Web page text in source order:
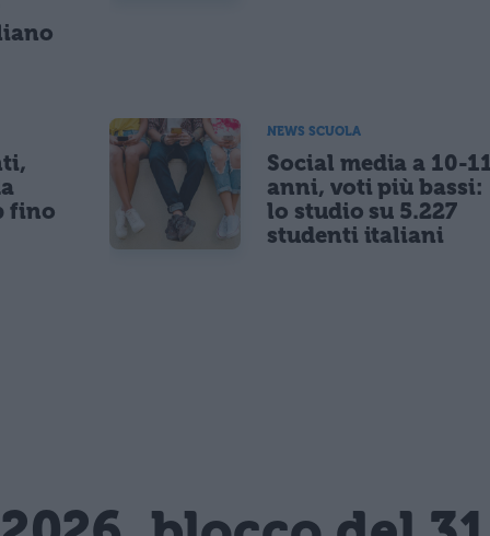
fino
NEWS SCUOLA
Social media a 10-
anni, voti più bassi:
lo studio su 5.227
studenti italiani